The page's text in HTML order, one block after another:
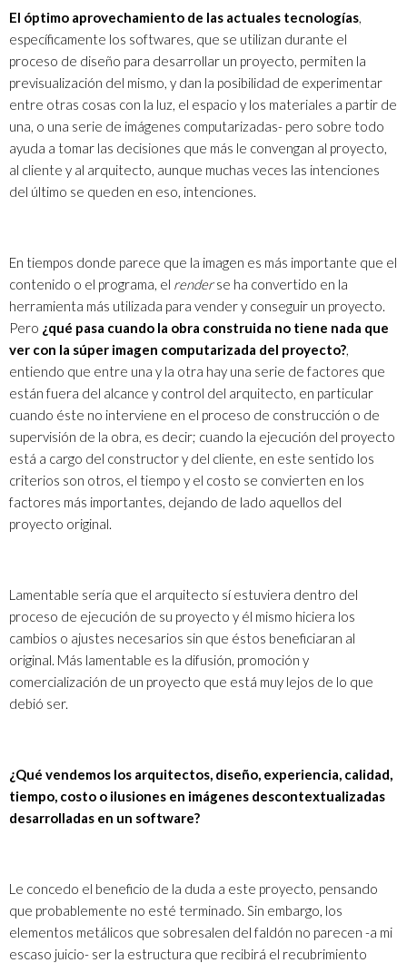
El óptimo aprovechamiento de las actuales tecnologías,
específicamente los softwares, que se utilizan durante el
proceso de diseño para desarrollar un proyecto, permiten la
previsualización del mismo, y dan la posibilidad de experimentar
entre otras cosas con la luz, el espacio y los materiales a partir de
una, o una serie de imágenes computarizadas- pero sobre todo
ayuda a tomar las decisiones que más le convengan al proyecto,
al cliente y al arquitecto, aunque muchas veces las intenciones
del último se queden en eso, intenciones.
En tiempos donde parece que la imagen es más importante que el
contenido o el programa, el renderse ha convertido en la
herramienta más utilizada para vender y conseguir un proyecto.
Pero ¿qué pasa cuando la obra construida no tiene nada que
ver con la súper imagen computarizada del proyecto?,
entiendo que entre una y la otra hay una serie de factores que
están fuera del alcance y control del arquitecto, en particular
cuando éste no interviene en el proceso de construcción o de
supervisión de la obra, es decir; cuando la ejecución del proyecto
está a cargo del constructor y del cliente, en este sentido los
criterios son otros, el tiempo y el costo se convierten en los
factores más importantes, dejando de lado aquellos del
proyecto original.
Lamentable sería que el arquitecto sí estuviera dentro del
proceso de ejecución de su proyecto y él mismo hiciera los
cambios o ajustes necesarios sin que éstos beneficiaran al
original. Más lamentable es la difusión, promoción y
comercialización de un proyecto que está muy lejos de lo que
debió ser.
¿Qué vendemos los arquitectos, diseño, experiencia, calidad,
tiempo, costo o ilusiones en imágenes descontextualizadas
desarrolladas en un software?
Le concedo el beneficio de la duda a este proyecto, pensando
que probablemente no esté terminado. Sin embargo, los
elementos metálicos que sobresalen del faldón no parecen -a mi
escaso juicio- ser la estructura que recibirá el recubrimiento